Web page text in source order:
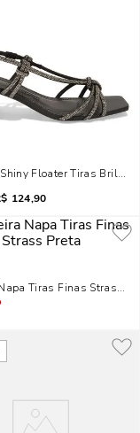
Floater Tiras Brilho
124,90
Tiras Finas Strass